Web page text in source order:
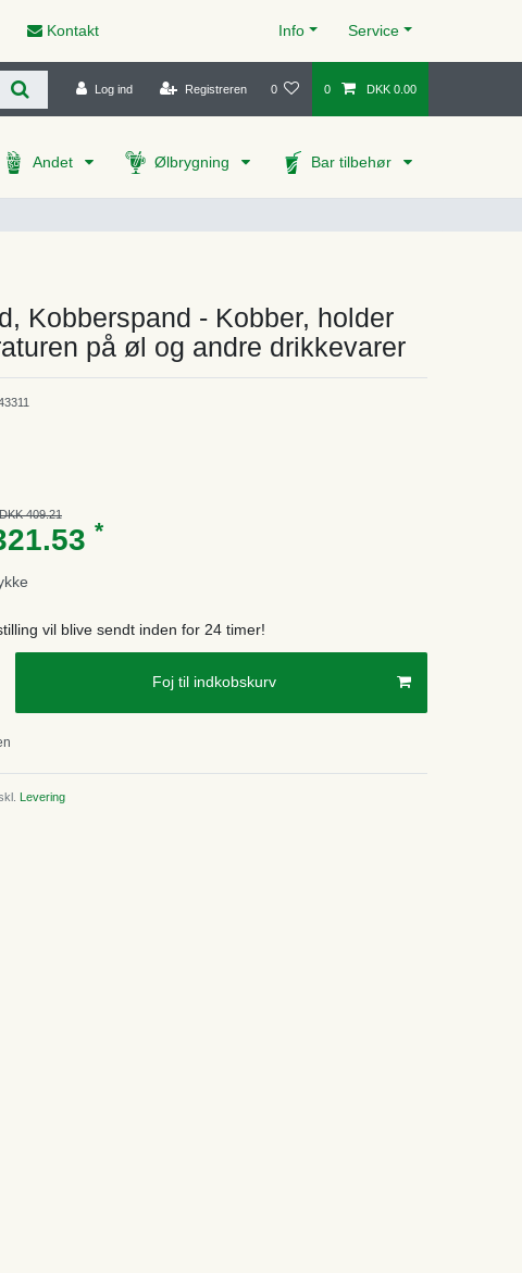
Kontakt Info Service
Log ind Registreren 0 0 DKK 0.00
Andet Ølbrygning Bar tilbehør
Kobberspand - Kobber, holder
på øl og andre drikkevarer
409.21
*
vil blive sendt inden for 24 timer!
Foj til indkobskurv
Levering